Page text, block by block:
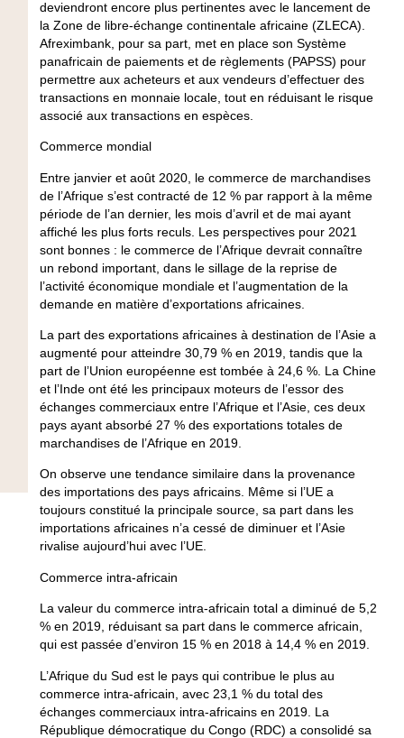
deviendront encore plus pertinentes avec le lancement de
la Zone de libre-échange continentale africaine (ZLECA).
Afreximbank, pour sa part, met en place son Système
panafricain de paiements et de règlements (PAPSS) pour
permettre aux acheteurs et aux vendeurs d’effectuer des
transactions en monnaie locale, tout en réduisant le risque
associé aux transactions en espèces.
Commerce mondial
Entre janvier et août 2020, le commerce de marchandises
de l’Afrique s’est contracté de 12 % par rapport à la même
période de l’an dernier, les mois d’avril et de mai ayant
affiché les plus forts reculs. Les perspectives pour 2021
sont bonnes : le commerce de l’Afrique devrait connaître
un rebond important, dans le sillage de la reprise de
l’activité économique mondiale et l’augmentation de la
demande en matière d’exportations africaines.
La part des exportations africaines à destination de l’Asie a
augmenté pour atteindre 30,79 % en 2019, tandis que la
part de l’Union européenne est tombée à 24,6 %. La Chine
et l’Inde ont été les principaux moteurs de l’essor des
échanges commerciaux entre l’Afrique et l’Asie, ces deux
pays ayant absorbé 27 % des exportations totales de
marchandises de l’Afrique en 2019.
On observe une tendance similaire dans la provenance
des importations des pays africains. Même si l’UE a
toujours constitué la principale source, sa part dans les
importations africaines n’a cessé de diminuer et l’Asie
rivalise aujourd’hui avec l’UE.
Commerce intra-africain
La valeur du commerce intra-africain total a diminué de 5,2
% en 2019, réduisant sa part dans le commerce africain,
qui est passée d’environ 15 % en 2018 à 14,4 % en 2019.
L’Afrique du Sud est le pays qui contribue le plus au
commerce intra-africain, avec 23,1 % du total des
échanges commerciaux intra-africains en 2019. La
République démocratique du Congo (RDC) a consolidé sa